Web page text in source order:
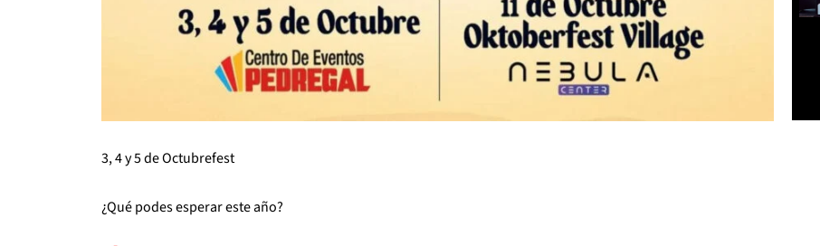
3, 4 y 5 de Octubrefest
¿Qué podes esperar este año?